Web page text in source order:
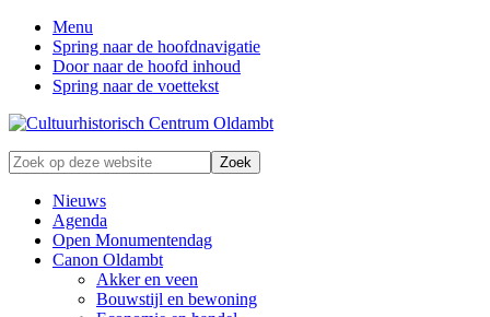
Menu
Spring naar de hoofdnavigatie
Door naar de hoofd inhoud
Spring naar de voettekst
Zonder
verleden
geen
toekomst
Zoek
op
deze
website
Nieuws
Agenda
Open Monumentendag
Canon Oldambt
Akker en veen
Bouwstijl en bewoning